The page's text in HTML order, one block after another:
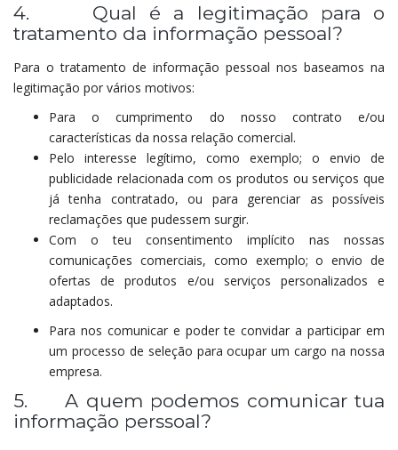
4. Qual é a legitimação para o
tratamento da informação pessoal?
Para o tratamento de informação pessoal nos baseamos na
legitimação por vários motivos:
Para o cumprimento do nosso contrato e/ou
características da nossa relação comercial.
Pelo interesse legítimo, como exemplo; o envio de
publicidade relacionada com os produtos ou serviços que
já tenha contratado, ou para gerenciar as possíveis
reclamações que pudessem surgir.
Com o teu consentimento implícito nas nossas
comunicações comerciais, como exemplo; o envio de
ofertas de produtos e/ou serviços personalizados e
adaptados.
Para nos comunicar e poder te convidar a participar em
um processo de seleção para ocupar um cargo na nossa
empresa.
5. A quem podemos comunicar tua
informação perssoal?